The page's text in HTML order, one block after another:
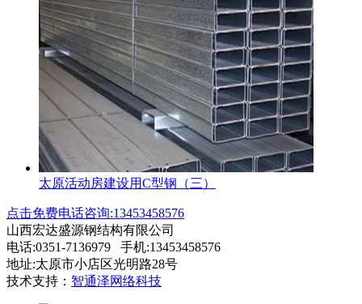
太原活动房建设用C型钢（三）
点击免费电话咨询:13453458576
山西宏达盛源钢结构有限公司
电话:0351-7136979 手机:13453458576
地址:太原市小店区光明路28号
技术支持： 智通泽网络科技